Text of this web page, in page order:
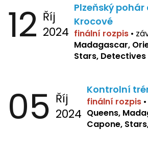
12 Říj
2024
Plzeňský
Krocové
finální rozpis •
Madagascar,
Stars, Detectives
05 Říj
2024
Kontrolní
finální rozpis •
Queens,
Capone,